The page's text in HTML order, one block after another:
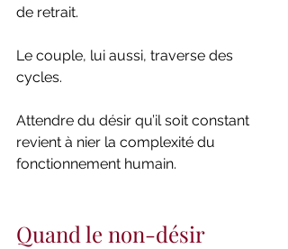
de retrait.
Le couple, lui aussi, traverse des
cycles.
Attendre du désir qu’il soit constant
revient à nier la complexité du
fonctionnement humain.
Quand le non-désir